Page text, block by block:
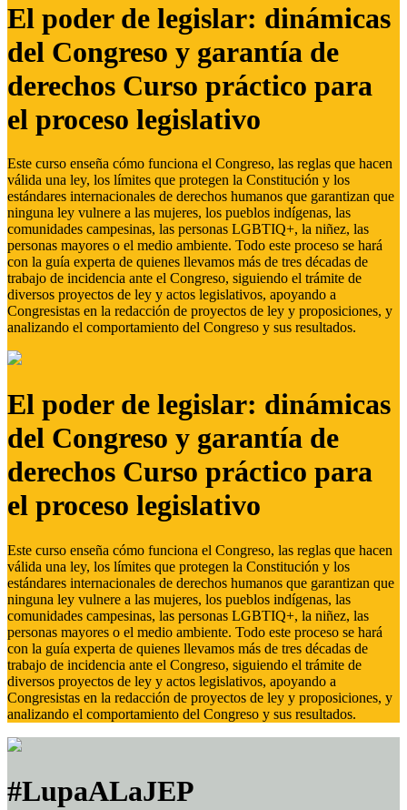
El poder de legislar: dinámicas
del Congreso y garantía de
derechos Curso práctico para
el proceso legislativo
Este curso enseña cómo funciona el Congreso, las reglas que hacen
válida una ley, los límites que protegen la Constitución y los
estándares internacionales de derechos humanos que garantizan que
ninguna ley vulnere a las mujeres, los pueblos indígenas, las
comunidades campesinas, las personas LGBTIQ+, la niñez, las
personas mayores o el medio ambiente. Todo este proceso se hará
con la guía experta de quienes llevamos más de tres décadas de
trabajo de incidencia ante el Congreso, siguiendo el trámite de
diversos proyectos de ley y actos legislativos, apoyando a
Congresistas en la redacción de proyectos de ley y proposiciones, y
analizando el comportamiento del Congreso y sus resultados.
El poder de legislar: dinámicas
del Congreso y garantía de
derechos Curso práctico para
el proceso legislativo
Este curso enseña cómo funciona el Congreso, las reglas que hacen
válida una ley, los límites que protegen la Constitución y los
estándares internacionales de derechos humanos que garantizan que
ninguna ley vulnere a las mujeres, los pueblos indígenas, las
comunidades campesinas, las personas LGBTIQ+, la niñez, las
personas mayores o el medio ambiente. Todo este proceso se hará
con la guía experta de quienes llevamos más de tres décadas de
trabajo de incidencia ante el Congreso, siguiendo el trámite de
diversos proyectos de ley y actos legislativos, apoyando a
Congresistas en la redacción de proyectos de ley y proposiciones, y
analizando el comportamiento del Congreso y sus resultados.
#LupaALaJEP